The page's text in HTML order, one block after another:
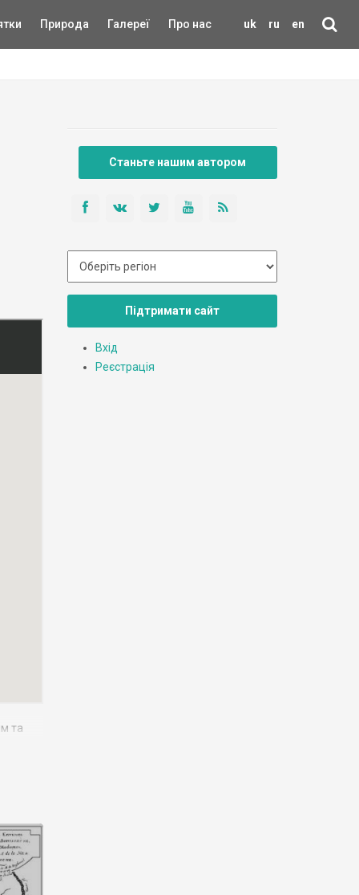
uk ru en
Природа Галереї Про нас
та
Станьте нашим автором
Підтримати сайт
Вхід
Реєстрація